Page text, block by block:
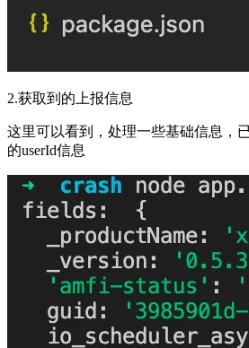
2.获取到的上报信息
这里可以看到，处理一些基础信息，
的userId信息